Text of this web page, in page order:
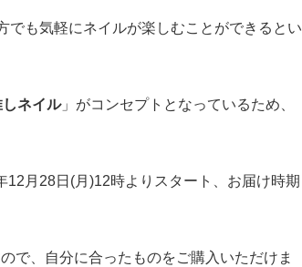
でも気軽にネイルが楽しむことができるとい
ネイル」がコンセプトとなっているため、
月28日(月)12時よりスタート、お届け時期
で、自分に合ったものをご購入いただけま